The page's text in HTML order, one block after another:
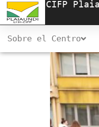
CIFP
Sobre el Centro